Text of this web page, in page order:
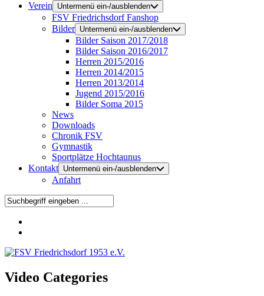
Verein
Untermenü ein-/ausblenden
FSV Friedrichsdorf Fanshop
Bilder Untermenü ein-/ausblenden
Bilder Saison 2017/2018
Bilder Saison 2016/2017
Herren 2015/2016
Herren 2014/2015
Herren 2013/2014
Jugend 2015/2016
Bilder Soma 2015
News
Downloads
Chronik FSV
Gymnastik
Sportplätze Hochtaunus
Kontakt Untermenü ein-/ausblenden
Anfahrt
Video Categories